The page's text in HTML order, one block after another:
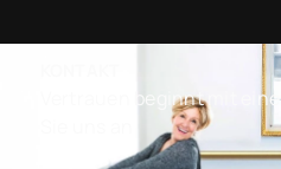
Vertrauen beginnt mit